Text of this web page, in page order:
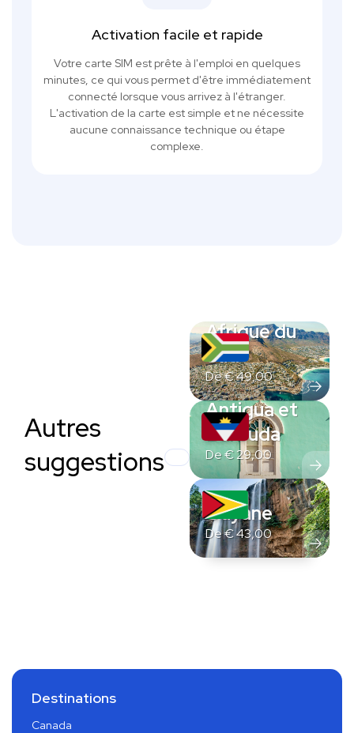
Activation facile et rapide
Votre carte SIM est prête à l'emploi en quelques
minutes, ce qui vous permet d'être immédiatement
connecté lorsque vous arrivez à l'étranger.
L'activation de la carte est simple et ne nécessite
aucune connaissance technique ou étape
complexe.
Autres
suggestions
Afrique du
Sud
De€49,00
Antigua et
Barbuda
De€29,00
Guyane
De€43,00
Destinations
Canada